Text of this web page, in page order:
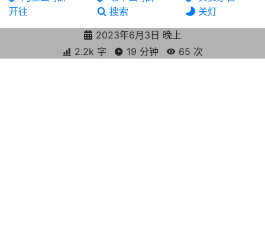
开往
搜索
关灯
2023年6月3日 晚上
2.2k 字
19 分钟 65 次